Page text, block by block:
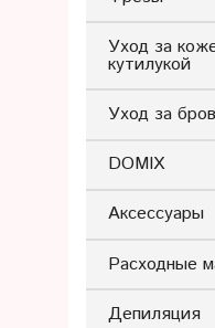
Уход за
кутилукой
Уход за
DOMIX
Аксессуары
Расходные
Депиляция